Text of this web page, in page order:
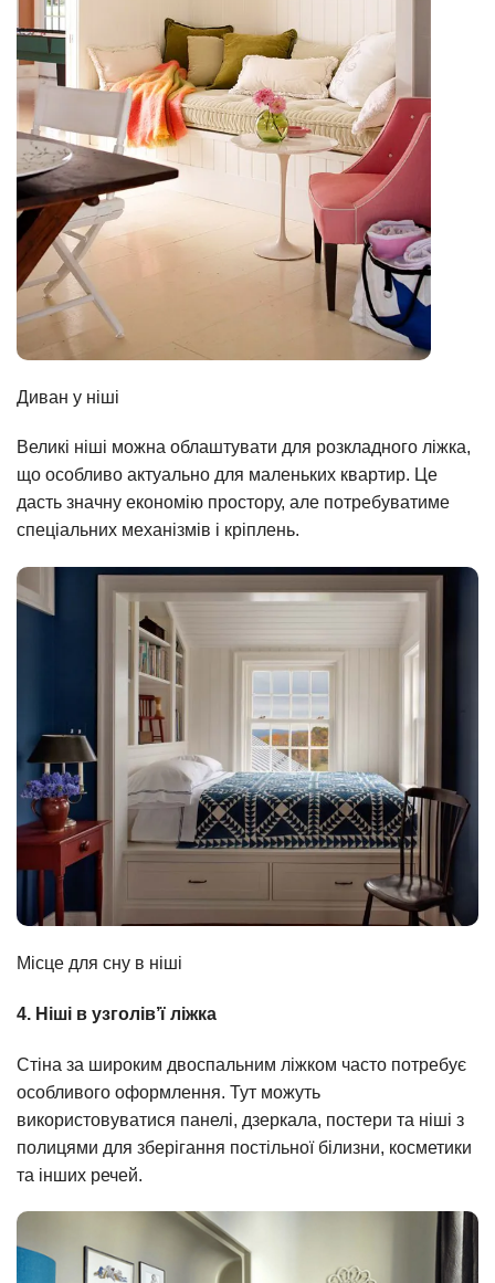
Диван у ніші
Великі ніші можна облаштувати для розкладного ліжка,
що особливо актуально для маленьких квартир. Це
дасть значну економію простору, але потребуватиме
спеціальних механізмів і кріплень.
Місце для сну в ніші
4. Ніші в узголів’ї ліжка
Стіна за широким двоспальним ліжком часто потребує
особливого оформлення. Тут можуть
використовуватися панелі, дзеркала, постери та ніші з
полицями для зберігання постільної білизни, косметики
та інших речей.